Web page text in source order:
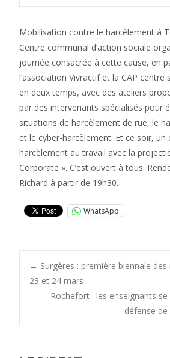
Mobilisation contre le harcèlement à
Centre communal d’action sociale
journée consacrée à cette cause, en
l’association Vivractif et la CAP centre
en deux temps, avec des ateliers
par des intervenants spécialisés pour
situations de harcèlement de rue, le
et le cyber-harcèlement. Et ce soir,
harcèlement au travail avec la
Corporate ». C’est ouvert à tous.
Richard à partir de 19h30.
WhatsApp
Post
navigation
← Surgères : première biennale des
23 et 24 mars
Rochefort : les enseignants
défense de